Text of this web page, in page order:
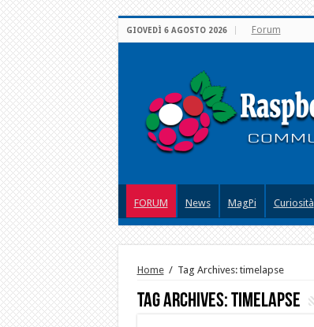
GIOVEDÌ 6 AGOSTO 2026 Forum
FORUM News MagPi Curiosità
Home / Tag Archives: timelapse
Tag Archives:timelapse